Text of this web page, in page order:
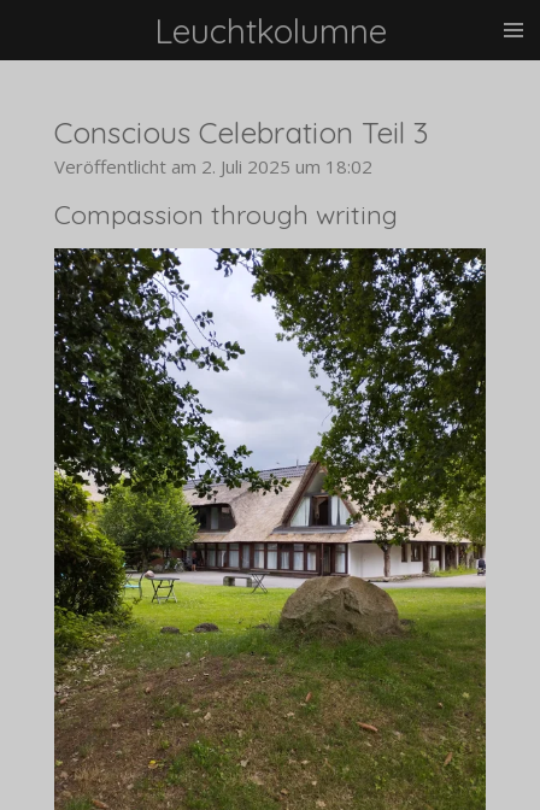
Leuchtkolumne
Conscious Celebration Teil 3
Veröffentlicht am 2. Juli 2025 um 18:02
Compassion through writing